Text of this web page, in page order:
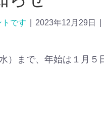
です 2023年12月29日
）まで、年始は１月５